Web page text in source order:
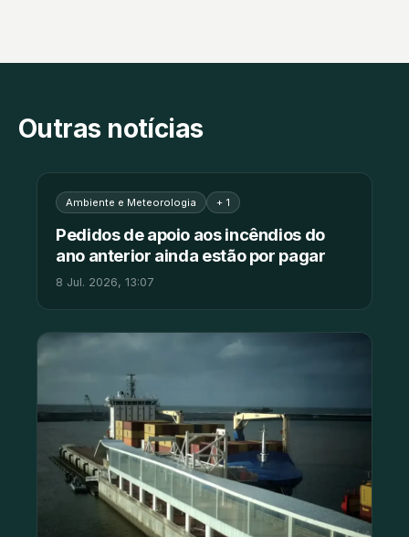
Outras notícias
Ambiente e Meteorologia + 1
Pedidos de apoio aos incêndios do
ano anterior ainda estão por pagar
8 Jul. 2026, 13:07